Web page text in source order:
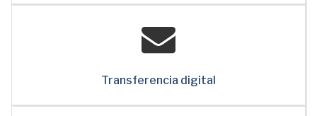
Transferencia digital